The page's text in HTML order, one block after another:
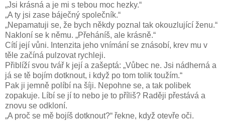
„Jsi krásná a je mi s tebou moc hezky.“
„A ty jsi zase báječný společník.“
„Nepamatuji se, že bych někdy poznal tak okouzlující ženu.“
Nakloní se k němu. „Přeháníš, ale krásně.“
Cítí její vůni. Intenzita jeho vnímání se znásobí, krev mu v
těle začíná pulzovat rychleji.
Přiblíží svou tvář k její a zašeptá: „Vůbec ne. Jsi nádherná a
já se tě bojím dotknout, i když po tom tolik toužím.“
Pak ji jemně políbí na šíji. Nepohne se, a tak polibek
zopakuje. Líbí se jí to nebo je to příliš? Raději přestává a
znovu se odkloní.
„A proč se mě bojíš dotknout?“ řekne, když otevře oči.